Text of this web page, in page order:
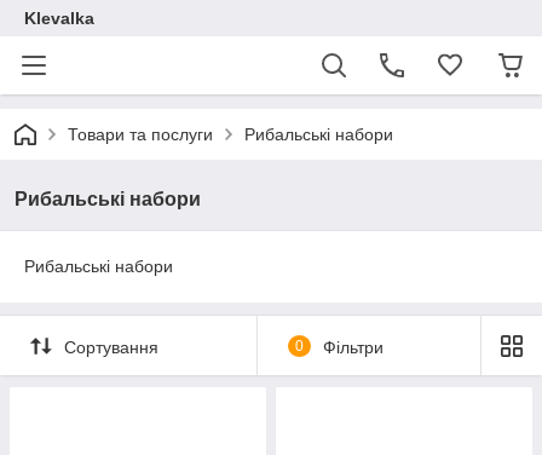
Klevalka
Товари та послуги Рибальські набори
Рибальські набори
Рибальські набори
Сортування 0 Фільтри